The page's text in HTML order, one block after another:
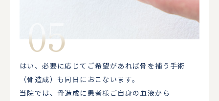
はい、必要に応じてご希望があれば骨を補う手術
（骨造成）も同日におこないます。
当院では、骨造成に患者様ご自身の血液から